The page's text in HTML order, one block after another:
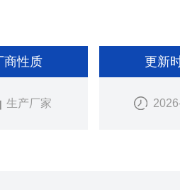
商性质
生产厂家
更新